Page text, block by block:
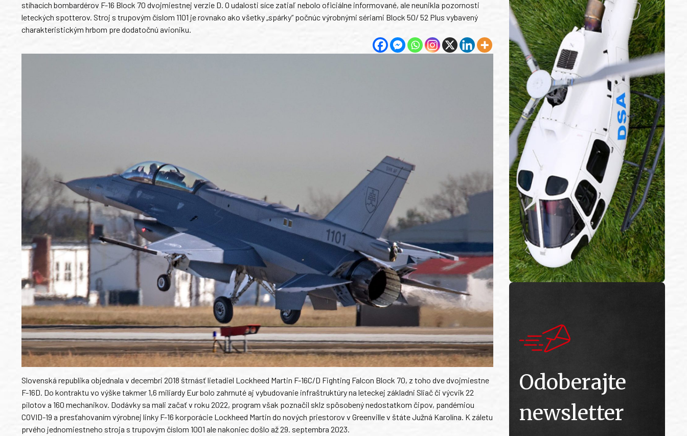
stíhacích bombardérov F-16 Block 70 dvojmiestnej verzie D. O udalosti síce zatiaľ nebolo oficiálne informované, ale neunikla pozornosti
leteckých spotterov. Stroj s trupovým číslom 1101 je rovnako ako všetky „spárky“ počnúc výrobnými sériami Block 50/ 52 Plus vybavený
charakteristickým hrbom pre dodatočnú avioniku.
Slovenská republika objednala v decembri 2018 štrnásť lietadiel Lockheed Martin F-16C/D Fighting Falcon Block 70, z toho dve dvojmiestne
F-16D. Do kontraktu vo výške takmer 1,6 miliardy Eur bolo zahrnuté aj vybudovanie infraštruktúry na leteckej základni Sliač či výcvik 22
pilotov a 160 mechanikov. Dodávky sa mali začať v roku 2022, program však poznačil sklz spôsobený nedostatkom čipov, pandémiou
COVID-19 a presťahovaním výrobnej linky F-16 korporácie Lockheed Martin do nových priestorov v Greenville v štáte Južná Karolína. K záletu
prvého jednomiestneho stroja s trupovým číslom 1001 ale nakoniec došlo až 29. septembra 2023.
Odoberajte
newsletter